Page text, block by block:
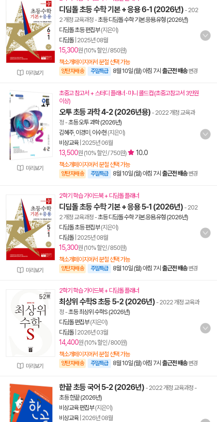
미리보기
디딤돌 초등 수학 기본 + 응용 6-1 (2026년) - 202
2 개정 교육과정 -초등 디딤돌 수학 기본.응용.유형 (2026년)
디딤돌 초등 편집부(지은이)
디딤돌| 2025년 08월
15,300원 (10% 할인 / 850원)
책소개페이지에서 분철 선택 가능
양탄자배송 주말특급 8월 10일 (월) 아침 7시 출근전 배송 변경
미리보기
초중고 참고서 + 스터디 플래너 · 미니 콜드컵 (초중고참고서 3만원
이상)
오투 초등 과학 4-2 (2026년용) - 2022 개정 교육과
정 -초등 오투 과학 (2026년)
김혜주, 이경미 이수현 (지은이)
비상교육| 2025년 06월
13,500원 (10% 할인 / 750원) 10.0
책소개페이지에서 분철 선택 가능
양탄자배송 주말특급 8월 10일 (월) 아침 7시 출근전 배송 변경
미리보기
2학기 학습 가이드북 + 디딤돌 플래너
디딤돌 초등 수학 기본 + 응용 5-1 (2026년) - 202
2 개정 교육과정 -초등 디딤돌 수학 기본.응용.유형 (2026년)
디딤돌 초등 편집부(지은이)
디딤돌| 2025년 08월
15,300원 (10% 할인 / 850원)
책소개페이지에서 분철 선택 가능
양탄자배송 주말특급 8월 10일 (월) 아침 7시 출근전 배송 변경
미리보기
2학기 학습 가이드북 + 디딤돌 플래너
최상위 수학S 초등 5-2 (2026년) - 2022 개정 교육과
정 -초등 최상위 수학S (2026년)
디딤돌 편집부(지은이)
디딤돌| 2026년 03월
14,400원 (10% 할인 / 800원)
책소개페이지에서 분철 선택 가능
양탄자배송 주말특급 8월 10일 (월) 아침 7시 출근전 배송 변경
한끝 초등 국어 5-2 (2026년) - 2022 개정 교육과정 -
초등 한끝 (2026년)
비상교육 편집부(지은이)
비상교육| 2026년 08월